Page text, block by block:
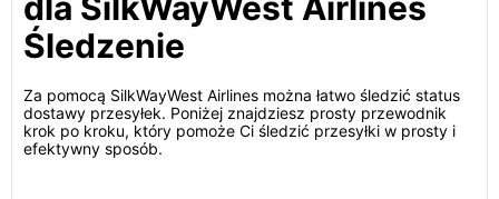
Śledzenie
Za pomocą SilkWayWest Airlines można łatwo śledzić status
dostawy przesyłek. Poniżej znajdziesz prosty przewodnik
krok po kroku, który pomoże Ci śledzić przesyłki w prosty i
efektywny sposób.